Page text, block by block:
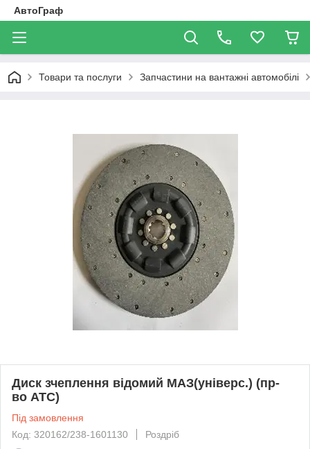
АвтоГраф
Товари та послуги Запчастини на вантажні автомобілі
Диск зчеплення відомий МАЗ(універс.) (пр-
во ATC)
Під замовлення
Код: 320162/238-1601130
Роздріб